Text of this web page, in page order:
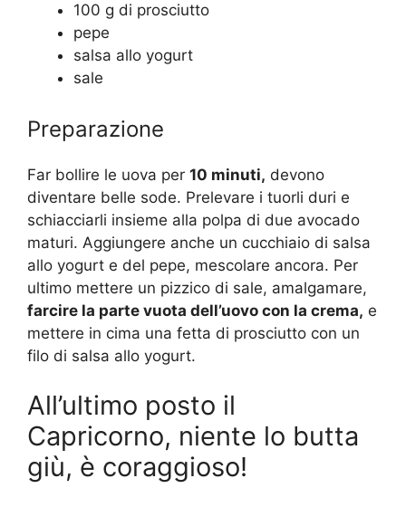
100 g di prosciutto
pepe
salsa allo yogurt
sale
Preparazione
Far bollire le uova per 10 minuti, devono
diventare belle sode. Prelevare i tuorli duri e
schiacciarli insieme alla polpa di due avocado
maturi. Aggiungere anche un cucchiaio di salsa
allo yogurt e del pepe, mescolare ancora. Per
ultimo mettere un pizzico di sale, amalgamare,
farcire la parte vuota dell’uovo con la crema, e
mettere in cima una fetta di prosciutto con un
filo di salsa allo yogurt.
All’ultimo posto il
Capricorno, niente lo butta
giù, è coraggioso!